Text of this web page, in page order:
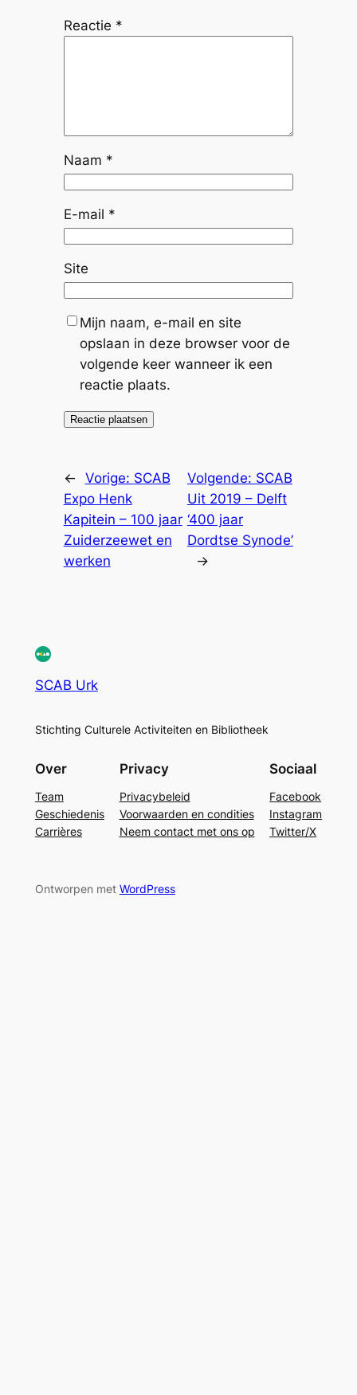
Reactie *
Naam *
E-mail *
Site
Mijn naam, e-mail en site
opslaan in deze browser voor de
volgende keer wanneer ik een
reactie plaats.
← Vorige: SCAB
Expo Henk
Kapitein – 100 jaar
Zuiderzeewet en
werken
Volgende: SCAB
Uit 2019 – Delft
‘400 jaar
Dordtse Synode’
→
SCAB Urk
Stichting Culturele Activiteiten en Bibliotheek
Over
Team
Geschiedenis
Carrières
Privacy
Privacybeleid
Voorwaarden en condities
Neem contact met ons op
Sociaal
Facebook
Instagram
Twitter/X
Ontworpen met WordPress